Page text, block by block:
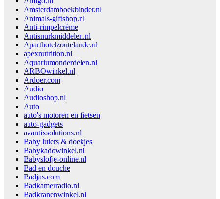
Amsterdamboekbinder.nl
Animals-giftshop.nl
Anti-rimpelcrème
Antisnurkmiddelen.nl
Aparthotelzoutelande.nl
apexnutrition.nl
Aquariumonderdelen.nl
ARBOwinkel.nl
Ardoer.com
Audio
Audioshop.nl
Auto
auto's motoren en fietsen
auto-gadgets
avantixsolutions.nl
Baby luiers & doekjes
Babykadowinkel.nl
Babyslofje-online.nl
Bad en douche
Badjas.com
Badkamerradio.nl
Badkranenwinkel.nl